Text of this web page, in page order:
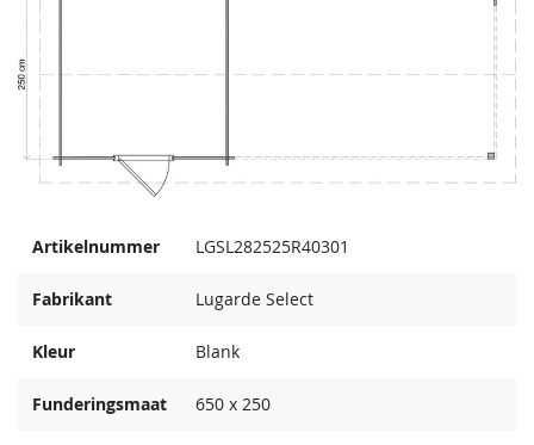
Zelf monteren
Kooten montageservice -
Prijs op aanvraag
Artikelnummer LGSL282525R40301
Fabrikant Lugarde Select
Kleur Blank
Funderingsmaat 650 x 250